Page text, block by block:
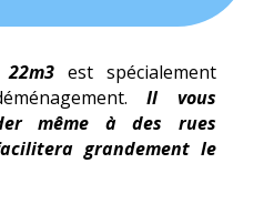
est spécialement
Il vous
même à des rues
grandement le